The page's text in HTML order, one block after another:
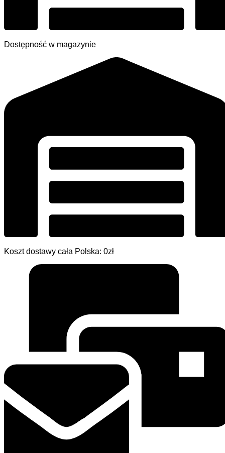
Dostępność w magazynie
Koszt dostawy cała Polska: 0zł